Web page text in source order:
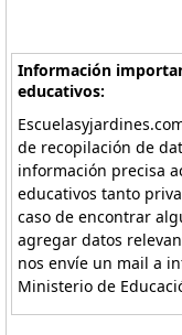
Información
educativos:
de recopilación de
información precisa
educativos tanto
caso de encontrar
agregar datos
nos envíe un mail a
Ministerio de